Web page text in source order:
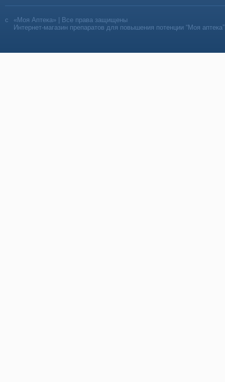
«Моя Аптека» | Все права защищены
Интернет-магазин препаратов для повышения потенции “Моя